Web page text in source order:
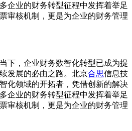
企业的财务转型征程中发挥着举足
审核机制，更是为企业的财务管理
下，企业财务数智化转型已成为提
发展的必由之路。北京合思信息技
化领域的开拓者，凭借创新的解决
企业的财务转型征程中发挥着举足
审核机制，更是为企业的财务管理